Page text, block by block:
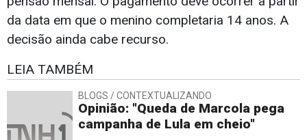
da data em que o menino completaria 14 anos. A
decisão ainda cabe recurso.
LEIA TAMBÉM
BLOGS / CONTEXTUALIZANDO
Opinião: "Queda de Marcola pega
campanha de Lula em cheio"